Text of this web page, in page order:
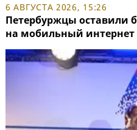
6 АВГУСТА 2026, 15:26
Петербуржцы оставили
на мобильный интернет